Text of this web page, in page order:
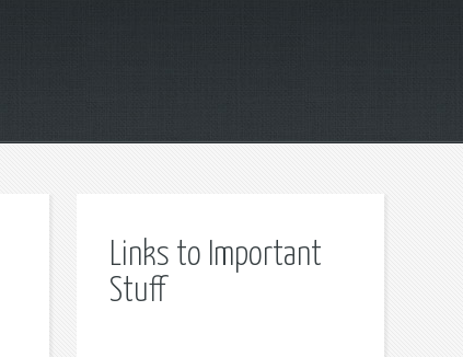
Links to Important
Stuff